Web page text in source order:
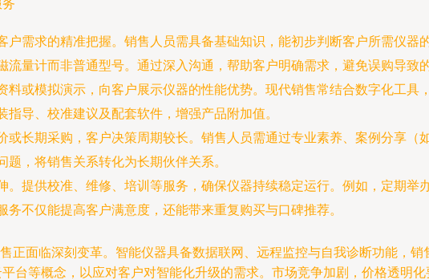
户需求的精准把握。销售人员需具备基础知识，能初步判断客户所需仪器
量计而非普通型号。通过深入沟通，帮助客户明确需求，避免误购导致
料或模拟演示，向客户展示仪器的性能优势。现代销售常结合数字化工具
导、校准建议及配套软件，增强产品附加值。
或长期采购，客户决策周期较长。销售人员需通过专业素养、案例分享（
，将销售关系转化为长期伙伴关系。
。提供校准、维修、培训等服务，确保仪器持续稳定运行。例如，定期举
不仅能提高客户满意度，还能带来重复购买与口碑推荐。
正面临深刻变革。智能仪器具备数据联网、远程监控与自我诊断功能，销
台等概念，以应对客户对智能化升级的需求。市场竞争加剧，价格透明